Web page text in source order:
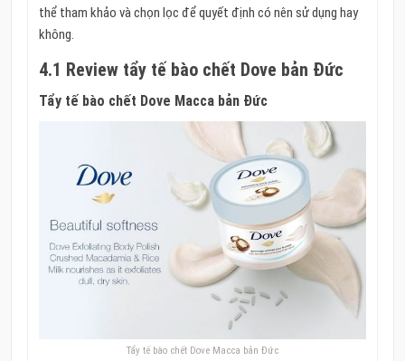
thể tham khảo và chọn lọc để quyết định có nên sử dụng hay
không.
4.1 Review tẩy tế bào chết Dove bản Đức
Tẩy tế bào chết Dove Macca bản Đức
Tẩy tế bào chết Dove Macca bản Đức